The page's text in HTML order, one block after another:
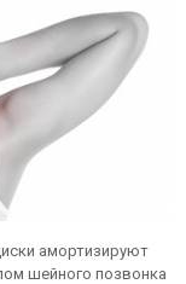
амортизируют
шейного позвонка